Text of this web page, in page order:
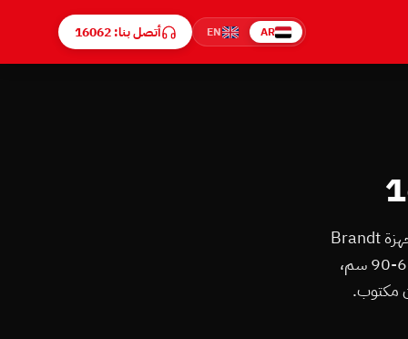
AR
EN أتصل بنا: 16062
اتصل على رقم صيانة براندت الموحد 16062 — مركز صيانة براندت معتمد يخدم الإسكندرية. تصليح كل أجهزة Brandt
الفرنسية: غسالات براندت، مجففات، غسالات الأطباق، ثلاجات Combi و No Frost، ديب فريزر، بوتاجاز 60-90 سم،